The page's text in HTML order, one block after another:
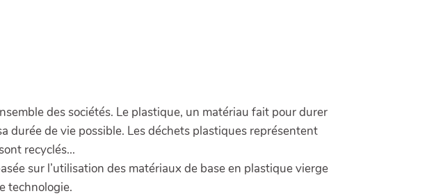
des sociétés. Le plastique, un matériau fait pour durer
durée de vie possible. Les déchets plastiques représentent
recyclés...
sur l’utilisation des matériaux de base en plastique vierge
technologie.